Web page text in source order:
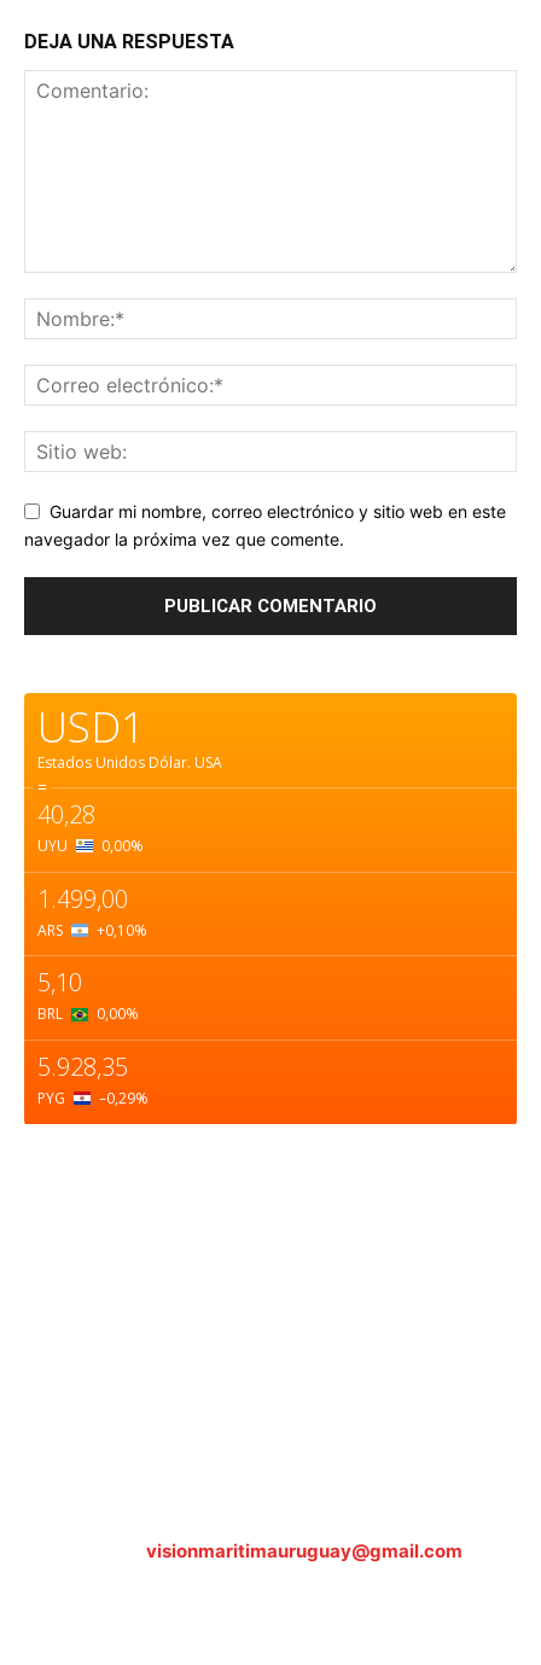
DEJA UNA RESPUESTA
Guardar mi nombre, correo electrónico y sitio web en este
navegador la próxima vez que comente.
USD1
Estados Unidos Dólar. USA
=
40,28
UYU 0,00%
1.499,00
ARS +0,10%
5,10
BRL 0,00%
5.928,35
PYG –0,29%
visionmaritimauruguay@gmail.com